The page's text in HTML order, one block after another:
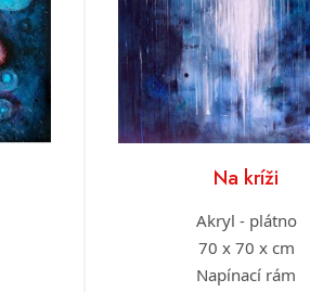
Na kríži
Akryl - plátno
70 x 70 x cm
Napínací rám